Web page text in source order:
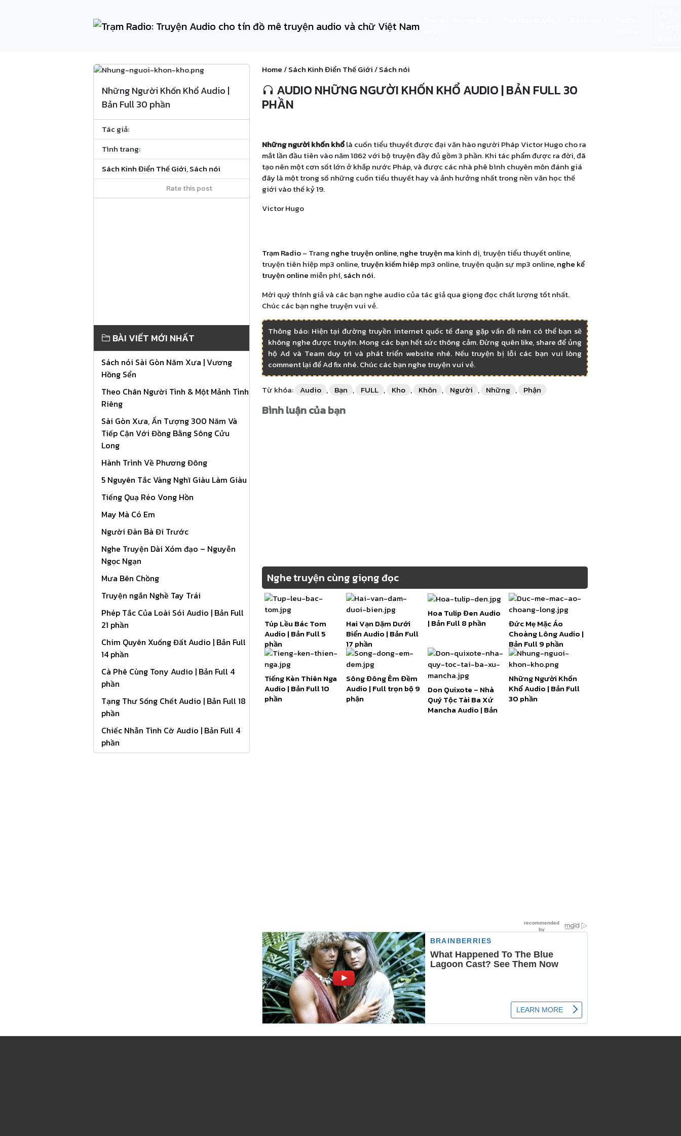
Những Người Khốn Khổ Audio |
Bản Full 30 phần
Tác giả:
Tình trang:
Sách Kinh Điển Thế Giới,Sách nói
Rate this post
BÀI VIẾT MỚI NHẤT
Sách nói Sài Gòn Năm Xưa | Vương
Hồng Sển
Theo Chân Người Tình & Một Mảnh Tình
Riêng
Sài Gòn Xưa, Ấn Tượng 300 Năm Và
Tiếp Cận Với Đồng Bằng Sông Cửu
Long
Hành Trình Về Phương Đông
5 Nguyên Tắc Vàng Nghĩ Giàu Làm Giàu
Tiếng Quạ Réo Vong Hồn
May Mà Có Em
Người Đàn Bà Đi Trước
Nghe Truyện Dài Xóm đạo – Nguyễn
Ngọc Ngạn
Mưa Bên Chồng
Truyện ngắn Nghề Tay Trái
Phép Tắc Của Loài Sói Audio | Bản Full
21 phần
Chim Quyên Xuống Đất Audio | Bản Full
14 phần
Cà Phê Cùng Tony Audio | Bản Full 4
phần
Tạng Thư Sống Chết Audio | Bản Full 18
phần
Chiếc Nhẫn Tình Cờ Audio | Bản Full 4
phần
Home/Sách Kinh Điển Thế Giới/Sách nói
AUDIO NHỮNG NGƯỜI KHỐN KHỔ AUDIO | BẢN FULL 30
PHẦN
Những người khốn khổlà cuốn tiểu thuyết được đại văn hào người Pháp Victor Hugo cho ra
mắt lần đầu tiên vào năm 1862 với bộ truyện đầy đủ gồm 3 phần. Khi tác phẩm được ra đời, đã
tạo nên một cơn sốt lớn ở khắp nước Pháp, và được các nhà phê bình chuyên môn đánh giá
đây là một trong số những cuốn tiểu thuyết hay và ảnh hưởng nhất trong nền văn học thế
giới vào thế kỷ 19.
Victor Hugo
Trạm Radio– Trang nghe truyện online,nghe truyện ma kinh dị, truyện tiểu thuyết online,
truyện tiên hiệp mp3 online,truyện kiếm hiêp mp3 online, truyện quận sự mp3 online,nghe kể
truyện online miễn phí,sách nói.
Mời quý thính giả và các bạn nghe audio của tác giả qua giọng đọc chất lượng tốt nhất.
Chúc các bạn nghe truyện vui vẻ.
Thông báo: Hiện tại đường truyền internet quốc tế đang gặp vấn đề nên có thể bạn sẽ
không nghe được truyện. Mong các bạn hết sức thông cảm. Đừng quên like, share để ủng
hộ Ad và Team duy trì và phát triển website nhé. Nếu truyện bị lỗi các bạn vui lòng
comment lại để Ad fix nhé. Chúc các bạn nghe truyện vui vẻ.
Từ khóa: Audio , Bạn , FULL , Kho , Khôn , Người , Những , Phận
Bình luận của bạn
Nghe truyện cùng giọng đọc
Túp Lều Bác Tom
Audio | Bản Full 5
phần
Hai Vạn Dặm Dưới
Biển Audio | Bản Full
17 phần
Hoa Tulip Đen Audio
| Bản Full 8 phần
Đức Mẹ Mặc Áo
Choàng Lông Audio |
Bản Full 9 phần
Tiếng Kèn Thiên Nga
Audio | Bản Full 10
phần
Sông Đông Êm Đềm
Audio | Full trọn bộ 9
phận
Don Quixote – Nhà
Quý Tộc Tài Ba Xứ
Mancha Audio | Bản
Những Người Khốn
Khổ Audio | Bản Full
30 phần